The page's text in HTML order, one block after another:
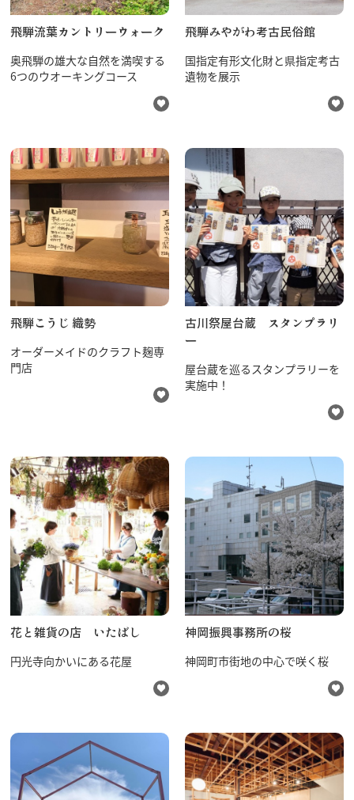
飛騨流葉カントリーウォーク
奥飛騨の雄大な自然を満喫する
6つのウオーキングコース
飛騨みやがわ考古民俗館
国指定有形文化財と県指定考古
遺物を展示
飛騨こうじ 織勢
オーダーメイドのクラフト麹専
門店
古川祭屋台蔵 スタンプラリ
ー
屋台蔵を巡るスタンプラリーを
実施中！
​花と雑貨の店 いたばし
円光寺向かいにある花屋
神岡振興事務所の桜
神岡町市街地の中心で咲く桜